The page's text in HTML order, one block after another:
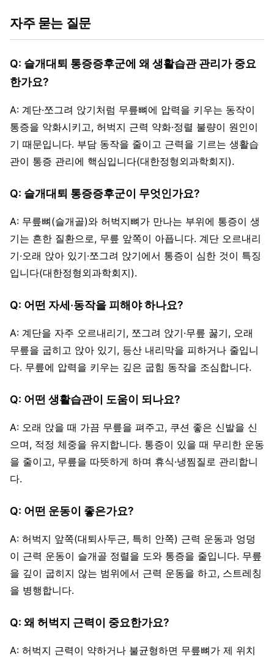
자주 묻는 질문
Q: 슬개대퇴 통증증후군에 왜 생활습관 관리가 중요
한가요?
A: 계단·쪼그려 앉기처럼 무릎뼈에 압력을 키우는 동작이
통증을 악화시키고, 허벅지 근력 약화·정렬 불량이 원인이
기 때문입니다. 부담 동작을 줄이고 근력을 기르는 생활습
관이 통증 관리에 핵심입니다(대한정형외과학회지).
Q: 슬개대퇴 통증증후군이 무엇인가요?
A: 무릎뼈(슬개골)와 허벅지뼈가 만나는 부위에 통증이 생
기는 흔한 질환으로, 무릎 앞쪽이 아픕니다. 계단 오르내리
기·오래 앉아 있기·쪼그려 앉기에서 통증이 심한 것이 특징
입니다(대한정형외과학회지).
Q: 어떤 자세·동작을 피해야 하나요?
A: 계단을 자주 오르내리기, 쪼그려 앉기·무릎 꿇기, 오래
무릎을 굽히고 앉아 있기, 등산 내리막을 피하거나 줄입니
다. 무릎에 압력을 키우는 깊은 굽힘 동작을 조심합니다.
Q: 어떤 생활습관이 도움이 되나요?
A: 오래 앉을 때 가끔 무릎을 펴주고, 쿠션 좋은 신발을 신
으며, 적정 체중을 유지합니다. 통증이 있을 때 무리한 운동
을 줄이고, 무릎을 따뜻하게 하며 휴식·냉찜질로 관리합니
다.
Q: 어떤 운동이 좋은가요?
A: 허벅지 앞쪽(대퇴사두근, 특히 안쪽) 근력 운동과 엉덩
이 근력 운동이 슬개골 정렬을 도와 통증을 줄입니다. 무릎
을 깊이 굽히지 않는 범위에서 근력 운동을 하고, 스트레칭
을 병행합니다.
Q: 왜 허벅지 근력이 중요한가요?
A: 허벅지 근력이 약하거나 불균형하면 무릎뼈가 제 위치